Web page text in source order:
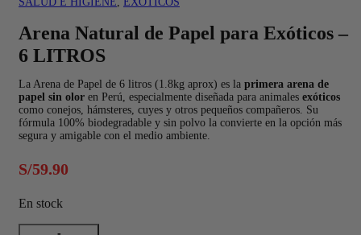
Arena Natural de Papel para Exóticos –
6 LITROS
La Arena de Papel de 6 litros (1.8kg aprox) es la primera arena de
papel sin olor en Perú, especialmente diseñada para animales exóticos
como conejos, hámsteres, cuyes y otros pequeños compañeros. Su
fórmula 100% biodegradable y sin polvo la convierte en la opción más
segura y amigable con el medio ambiente.
S/59.90
En stock